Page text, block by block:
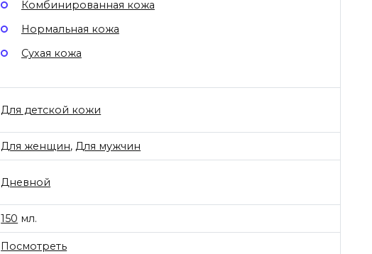
Комбинированная кожа
Нормальная кожа
Сухая кожа
Для детской кожи
Для женщин,Для мужчин
Дневной
150 мл.
Посмотреть